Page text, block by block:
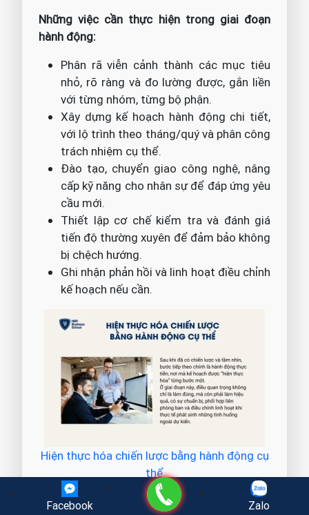
Những việc cần thực hiện trong giai đoạn
hành động:
Phân rã viễn cảnh thành các mục tiêu
nhỏ, rõ ràng và đo lường được, gắn liền
với từng nhóm, từng bộ phận.
Xây dựng kế hoạch hành động chi tiết,
với lộ trình theo tháng/quý và phân công
trách nhiệm cụ thể.
Đào tạo, chuyển giao công nghệ, nâng
cấp kỹ năng cho nhân sự để đáp ứng yêu
cầu mới.
Thiết lập cơ chế kiểm tra và đánh giá
tiến độ thường xuyên để đảm bảo không
bị chệch hướng.
Ghi nhận phản hồi và linh hoạt điều chỉnh
kế hoạch nếu cần.
Hiện thực hóa chiến lược bằng hành động cụ
thể
5.5. Khuyến khích sự chủ động
Facebook
Gọi điện
Zalo